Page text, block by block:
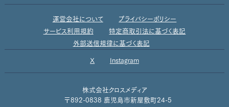
運営会社について
プライバシーポリシー
サービス利用規約
特定商取引法に基づく表記
外部送信規律に基づく表記
X Instagram
株式会社クロスメディア
〒892-0838 鹿児島市新屋敷町24-5